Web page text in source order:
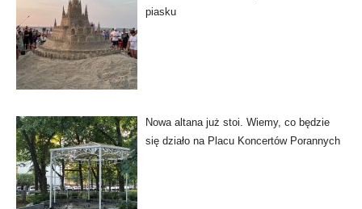
piasku
Nowa altana już stoi. Wiemy, co będzie
się działo na Placu Koncertów Porannych